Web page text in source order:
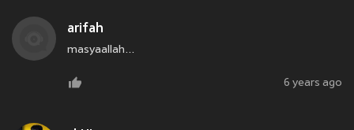
arifah
masyaallah...
6 years ago